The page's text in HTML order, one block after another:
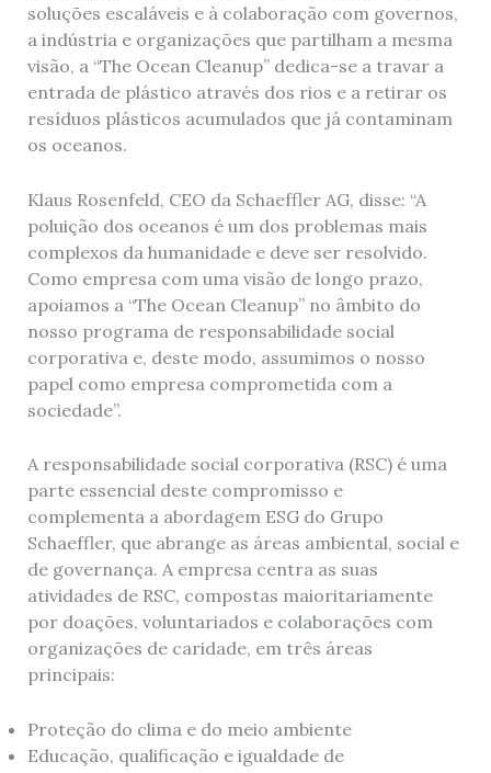
soluções escaláveis e à colaboração com governos,
a indústria e organizações que partilham a mesma
visão, a “The Ocean Cleanup” dedica-se a travar a
entrada de plástico através dos rios e a retirar os
resíduos plásticos acumulados que já contaminam
os oceanos.
Klaus Rosenfeld, CEO da Schaeffler AG, disse: “A
poluição dos oceanos é um dos problemas mais
complexos da humanidade e deve ser resolvido.
Como empresa com uma visão de longo prazo,
apoiamos a “The Ocean Cleanup” no âmbito do
nosso programa de responsabilidade social
corporativa e, deste modo, assumimos o nosso
papel como empresa comprometida com a
sociedade”.
A responsabilidade social corporativa (RSC) é uma
parte essencial deste compromisso e
complementa a abordagem ESG do Grupo
Schaeffler, que abrange as áreas ambiental, social e
de governança. A empresa centra as suas
atividades de RSC, compostas maioritariamente
por doações, voluntariados e colaborações com
organizações de caridade, em três áreas
principais:
Proteção do clima e do meio ambiente
Educação, qualificação e igualdade de